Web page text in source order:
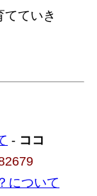
ていき
- ココ
について